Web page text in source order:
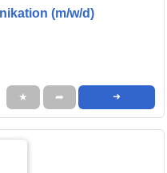
(m/w/d)
★ ➦ ➜